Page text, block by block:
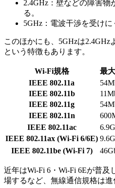
2.4GHz：壁などの障害物
る。
5GHz：電波干渉を受け
このほかにも、5GHzは
という特徴もあります。
Wi-Fi規格 最
IEEE 802.11a
IEEE 802.11b
IEEE 802.11g
IEEE 802.11n
IEEE 802.11ac
IEEE 802.11ax (Wi-Fi 6/6E)
IEEE 802.11be (Wi-Fi 7)
近年はWi-Fi 6・Wi-Fi 6Eが普及
場するなど、無線通信規格は進